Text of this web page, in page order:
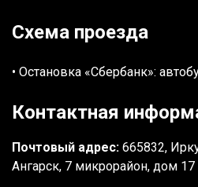
Схема проезда
• Остановка «Сбербанк»:
Контактная
Почтовый адрес: 665832,
Ангарск, 7 микрорайон, дом 17